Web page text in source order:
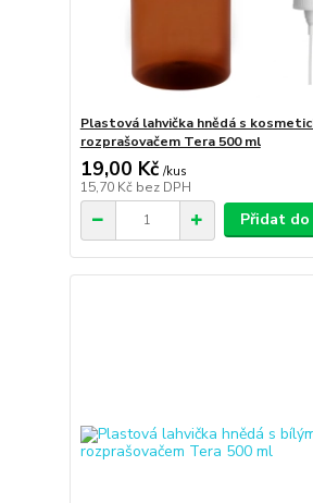
Plastová lahvička hnědá s
rozprašovačem Tera 500 ml
19,00 Kč /kus
15,70 Kč bez DPH
Přidat do